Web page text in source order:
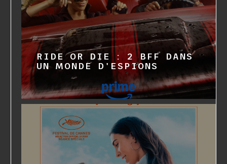
RIDE OR DIE : 2 BFF DANS
UN MONDE D'ESPIONS